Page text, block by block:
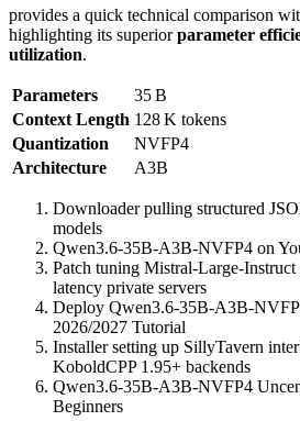
provides a quick technical comparison
highlighting its superiorparameter
utilization.
Parameters
35 B
Context Length 128 K tokens
Quantization
NVFP4
Architecture
A3B
Downloader pulling structured
models
Qwen3.6-35B-A3B-NVFP4 on
Patch tuning Mistral-Large-
latency private servers
Deploy Qwen3.6-35B-A3B-
2026/2027 Tutorial
Installer setting up SillyTavern
KoboldCPP 1.95+ backends
Qwen3.6-35B-A3B-NVFP4
Beginners